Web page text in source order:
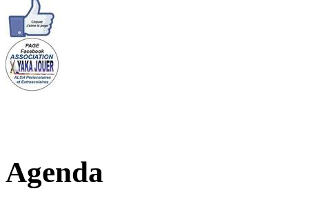
Agenda